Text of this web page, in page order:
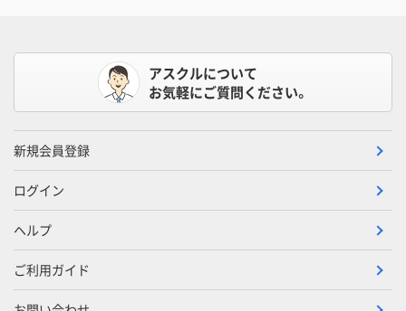
アスクルについて
お気軽にご質問ください。
新規会員登録
ログイン
ヘルプ
ご利用ガイド